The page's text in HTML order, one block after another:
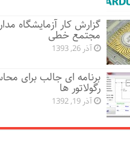
گزارش کار آزمایشگاه
مجتمع خطی
آذر 26, 1393
برنامه ای جالب برای
رگولاتور ها
آذر 19, 1392